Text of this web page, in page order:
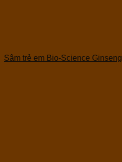
Sâm trẻ em Bio-Science Ginseng